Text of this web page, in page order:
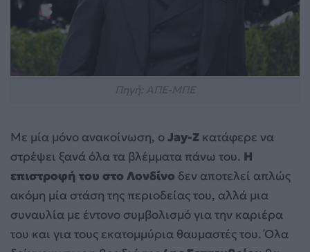
Με μία μόνο ανακοίνωση, οJay-Z κατάφερε να
στρέψει ξανά όλα τα βλέμματα πάνω του. Η
επιστροφή του στο Λονδίνο δεν αποτελεί απλώς
ακόμη μία στάση της περιοδείας του, αλλά μια
συναυλία με έντονο συμβολισμό για την καριέρα
του και για τους εκατομμύρια θαυμαστές του. Όλα